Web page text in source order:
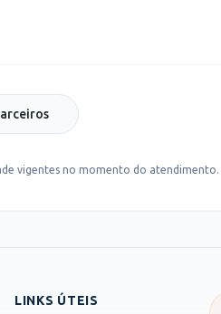
vigentes no momento do atendimento.
LINKS ÚTEIS